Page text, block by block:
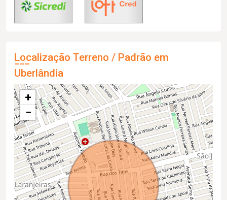
Localização Terreno / Padrão em
Uberlândia
+
−